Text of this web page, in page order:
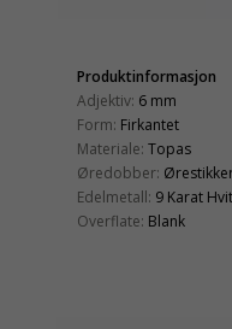
Produktinformasjon
Adjektiv: 6 mm
Form: Firkantet
Materiale: Topas
Øredobber:
Edelmetall: 9 Karat
Overflate: Blank